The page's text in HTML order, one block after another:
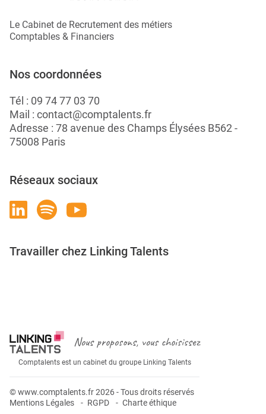
Le Cabinet de Recrutement des métiers
Comptables & Financiers
Nos coordonnées
Tél : 09 74 77 03 70
Mail : contact@comptalents.fr
Adresse : 78 avenue des Champs Élysées B562 -
75008 Paris
Réseaux sociaux
Travailler chez Linking Talents
Nous proposons, vous choisissez
Comptalents est un cabinet du groupe Linking Talents
© www.comptalents.fr 2026 - Tous droits réservés
Mentions Légales
RGPD Charte éthique